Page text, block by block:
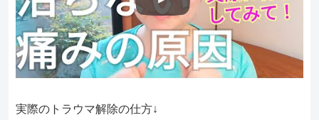
実際のトラウマ解除の仕方↓